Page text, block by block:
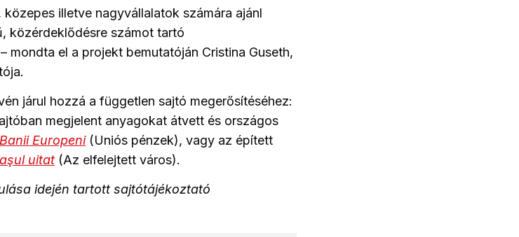
illetve nagyvállalatok számára ajánl
közérdeklődésre számot tartó
mondta el a projekt bemutatóján Cristina Guseth,
járul hozzá a független sajtó megerősítéséhez:
megjelent anyagokat átvett és országos
Banii Europeni(Uniós pénzek), vagy az épített
uitat (Az elfelejtett város).
idején tartott sajtótájékoztató